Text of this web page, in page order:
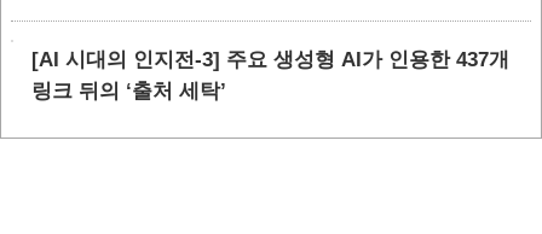
[AI 시대의 인지전-3] 주요 생성형 AI가 인용한 437개
링크 뒤의 ‘출처 세탁’